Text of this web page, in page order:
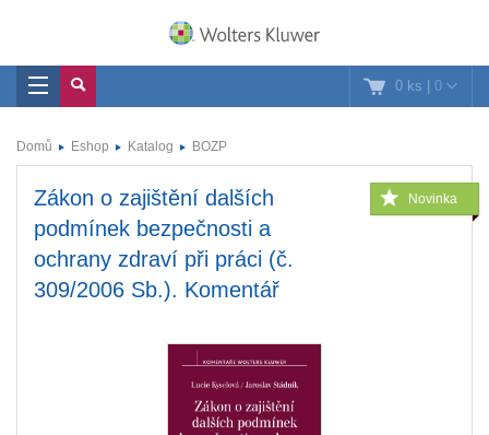
0 ks | 0
Domů Eshop Katalog BOZP
Novinka
Zákon o zajištění dalších
podmínek bezpečnosti a
ochrany zdraví při práci (č.
309/2006 Sb.). Komentář